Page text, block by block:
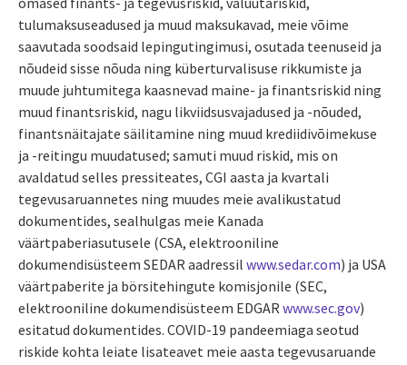
tulumaksuseadused ja muud maksukavad, meie võime
saavutada soodsaid lepingutingimusi, osutada teenuseid ja
nõudeid sisse nõuda ning küberturvalisuse rikkumiste ja
muude juhtumitega kaasnevad maine- ja finantsriskid ning
muud finantsriskid, nagu likviidsusvajadused ja -nõuded,
finantsnäitajate säilitamine ning muud krediidivõimekuse
ja -reitingu muudatused; samuti muud riskid, mis on
avaldatud selles pressiteates, CGI aasta ja kvartali
tegevusaruannetes ning muudes meie avalikustatud
dokumentides, sealhulgas meie Kanada
väärtpaberiasutusele (CSA, elektrooniline
dokumendisüsteem SEDAR aadressil www.sedar.com) ja USA
väärtpaberite ja börsitehingute komisjonile (SEC,
elektrooniline dokumendisüsteem EDGAR www.sec.gov)
esitatud dokumentides. COVID-19 pandeemiaga seotud
riskide kohta leiate lisateavet meie aasta tegevusaruande